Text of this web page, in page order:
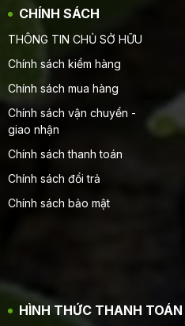
CHÍNH SÁCH
THÔNG TIN CHỦ SỞ HỮU
Chính sách kiểm hàng
Chính sách mua hàng
Chính sách vận chuyển -
giao nhận
Chính sách thanh toán
Chính sách đổi trả
Chính sách bảo mật
HÌNH THỨC THANH TOÁN